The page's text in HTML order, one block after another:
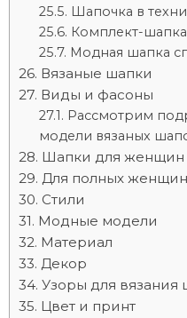
Шапочка в
Комплект-
Модная шапка
Вязаные шапки
Виды и фасоны
Рассмотрим
модели вязаных
Шапки для женщин
Для полных женщин
Стили
Модные модели
Материал
Декор
Узоры для вязания
Цвет и принт